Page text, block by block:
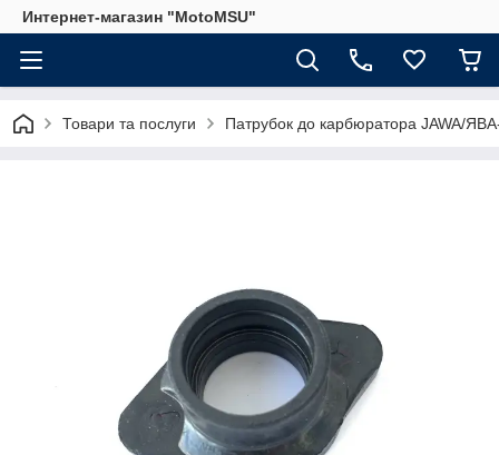
Интернет-магазин "MotoMSU"
Товари та послуги Патрубок до карбюратора JAWA/